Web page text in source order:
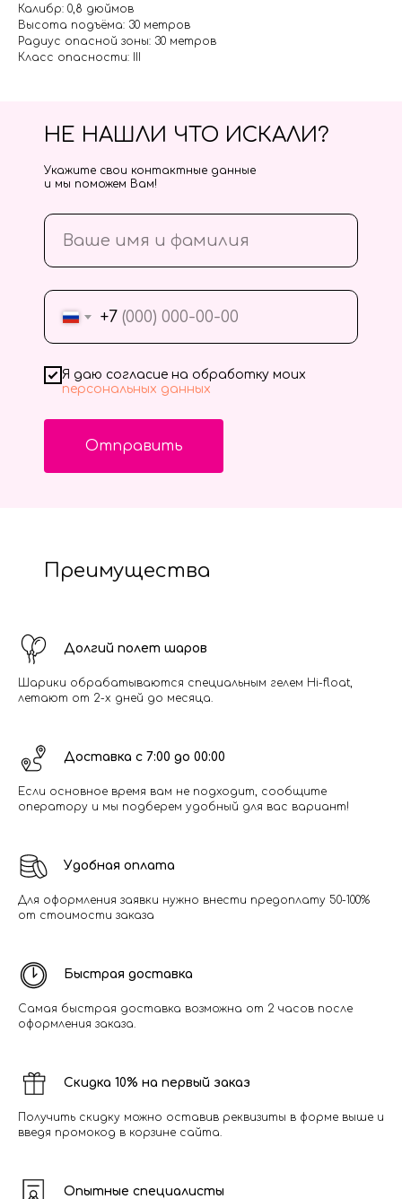
Калибр: 0,8 дюймов
Высота подъёма: 30 метров
Радиус опасной зоны: 30 метров
Класс опасности: III
+7
Я даю согласие на обработку моих
персональных данных
Отправить
НЕ НАШЛИ ЧТО ИСКАЛИ?
Укажите свои контактные данные
и мы поможем Вам!
Преимущества
Долгий полет шаров
Шарики обрабатываются специальным гелем Hi-float,
летают от 2-х дней до месяца.
Доставка с 7:00 до 00:00
Если основное время вам не подходит, сообщите
оператору и мы подберем удобный для вас вариант!
Удобная оплата
Для оформления заявки нужно внести предоплату 50-100%
от стоимости заказа
Быстрая доставка
Самая быстрая доставка возможна от 2 часов после
оформления заказа.
Скидка 10% на первый заказ
Получить скидку можно оставив реквизиты в форме выше и
введя промокод в корзине сайта.
Опытные специалисты